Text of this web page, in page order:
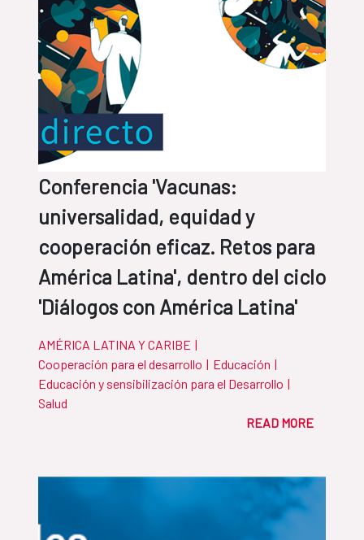
Conferencia 'Vacunas:
universalidad, equidad y
cooperación eficaz. Retos para
América Latina', dentro del ciclo
'Diálogos con América Latina'
AMÉRICA LATINA Y CARIBE |
Cooperación para el desarrollo | Educación |
Educación y sensibilización para el Desarrollo |
Salud
READ MORE